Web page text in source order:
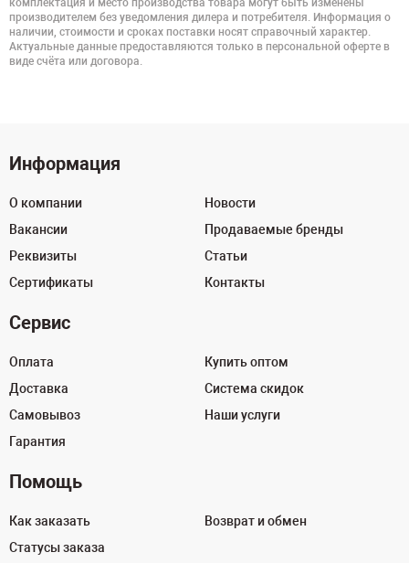
комплектация и место производства товара могут быть изменены
производителем без уведомления дилера и потребителя. Информация о
наличии, стоимости и сроках поставки носят справочный характер.
Актуальные данные предоставляются только в персональной оферте в
виде счёта или договора.
Информация
О компании
Вакансии
Реквизиты
Сертификаты
Новости
Продаваемые бренды
Статьи
Контакты
Сервис
Оплата
Доставка
Самовывоз
Гарантия
Купить оптом
Система скидок
Наши услуги
Помощь
Как заказать
Статусы заказа
Возврат и обмен